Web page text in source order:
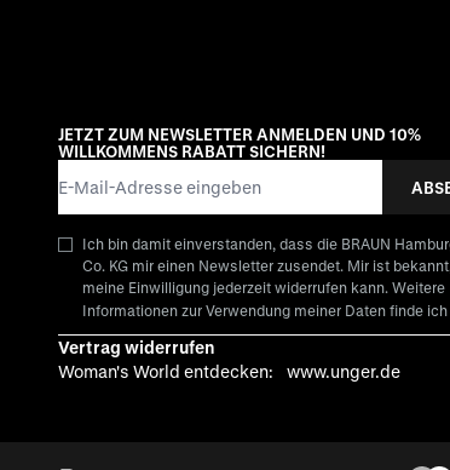
JETZT ZUM NEWSLETTER ANMELDEN UND 10%
WILLKOMMENS RABATT SICHERN!
Ich bin damit einverstanden, dass die BRAUN
Co. KG mir einen Newsletter zusendet. Mir ist
meine Einwilligung jederzeit widerrufen kann. Weitere
Informationen zur Verwendung meiner Daten finde ich
Vertrag widerrufen
Woman's World entdecken:
www.unger.de